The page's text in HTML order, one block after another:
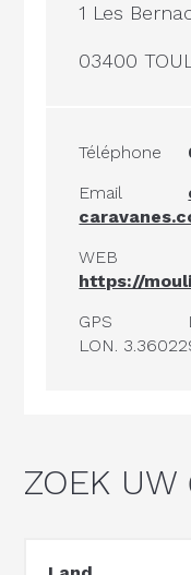
1 Les
03400
Téléphone
Email
WEB
https://
GPS
LON.
ZOEK UW